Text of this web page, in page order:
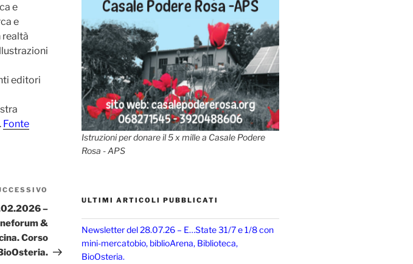
e
e
realtà
editori
Fonte
successivo
–
&
Corso
Istruzioni per donare il 5 x mille a Casale Podere
Rosa - APS
ULTIMI ARTICOLI PUBBLICATI
Newsletter del 28.07.26 – E…State 31/7 e 1/8 con
mini-mercatobio, biblioArena, Biblioteca,
BioOsteria.